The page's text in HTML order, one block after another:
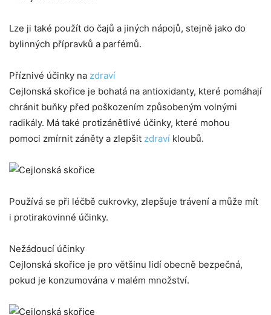
Lze ji také použít do čajů a jiných nápojů, stejně jako do
bylinných přípravků a parfémů.
Příznivé účinky na zdraví
Cejlonská skořice je bohatá na antioxidanty, které pomáhají
chránit buňky před poškozením způsobeným volnými
radikály. Má také protizánětlivé účinky, které mohou
pomoci zmírnit záněty a zlepšit zdraví kloubů.
Používá se při léčbě cukrovky, zlepšuje trávení a může mít
i protirakovinné účinky.
Nežádoucí účinky
Cejlonská skořice je pro většinu lidí obecně bezpečná,
pokud je konzumována v malém množství.